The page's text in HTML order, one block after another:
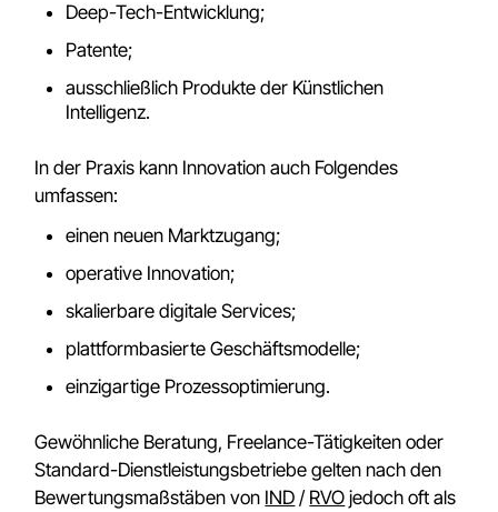
Deep-Tech-Entwicklung;
Patente;
ausschließlich Produkte der Künstlichen
Intelligenz.
In der Praxis kann Innovation auch Folgendes
umfassen:
einen neuen Marktzugang;
operative Innovation;
skalierbare digitale Services;
plattformbasierte Geschäftsmodelle;
einzigartige Prozessoptimierung.
Gewöhnliche Beratung, Freelance-Tätigkeiten oder
Standard-Dienstleistungsbetriebe gelten nach den
Bewertungsmaßstäben von IND / RVO jedoch oft als